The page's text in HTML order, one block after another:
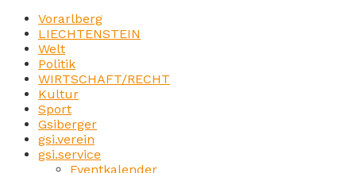
Vorarlberg
LIECHTENSTEIN
Welt
Politik
WIRTSCHAFT/RECHT
Kultur
Sport
Gsiberger
gsi.verein
gsi.service
Eventkalender